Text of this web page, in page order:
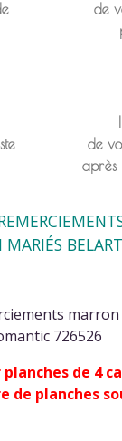
de
de
après
MARIÉS
726526
de 4
de planches